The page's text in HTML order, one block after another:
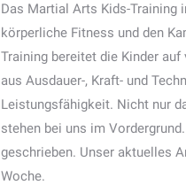
Das Martial Arts Kids-Training
körperliche Fitness und den
Training bereitet die Kinder
aus Ausdauer-, Kraft- und
Leistungsfähigkeit. Nicht nur
stehen bei uns im
geschrieben. Unser aktuelles
Woche.